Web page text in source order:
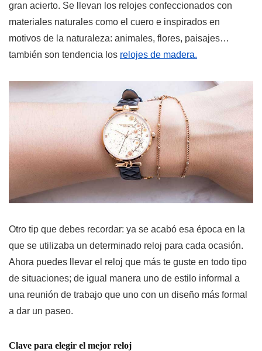
gran acierto. Se llevan los relojes confeccionados con
materiales naturales como el cuero e inspirados en
motivos de la naturaleza: animales, flores, paisajes…
también son tendencia los relojes de madera.
Otro tip que debes recordar: ya se acabó esa época en la
que se utilizaba un determinado reloj para cada ocasión.
Ahora puedes llevar el reloj que más te guste en todo tipo
de situaciones; de igual manera uno de estilo informal a
una reunión de trabajo que uno con un diseño más formal
a dar un paseo.
Clave para elegir el mejor reloj